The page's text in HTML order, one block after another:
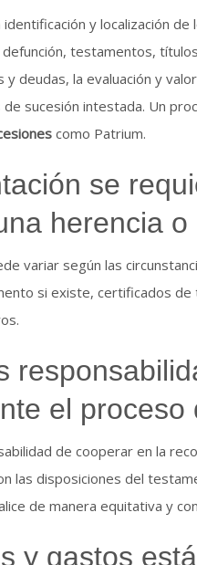
y localización
testamentos,
deudas, la evaluación y
sucesión intestada. Un
como Patrium.
se
herencia o
variar según las
si existe, certificados
el proceso
de cooperar en la
las disposiciones del
de manera equitativa y
y gastos